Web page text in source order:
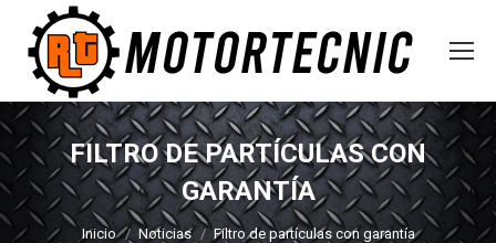
FILTRO DE PARTÍCULAS CON
GARANTÍA
Estás aquí:
Inicio Noticias Filtro de partículas con garantía